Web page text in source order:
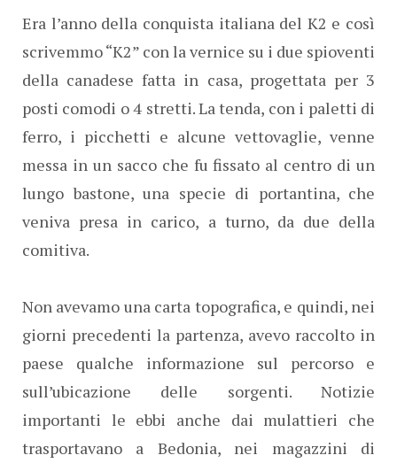
Era l’anno della conquista italiana del K2 e così
scrivemmo “K2” con la vernice su i due spioventi
della canadese fatta in casa, progettata per 3
posti comodi o 4 stretti. La tenda, con i paletti di
ferro, i picchetti e alcune vettovaglie, venne
messa in un sacco che fu fissato al centro di un
lungo bastone, una specie di portantina, che
veniva presa in carico, a turno, da due della
comitiva.
Non avevamo una carta topografica, e quindi, nei
giorni precedenti la partenza, avevo raccolto in
paese qualche informazione sul percorso e
sull’ubicazione delle sorgenti. Notizie
importanti le ebbi anche dai mulattieri che
trasportavano a Bedonia, nei magazzini di